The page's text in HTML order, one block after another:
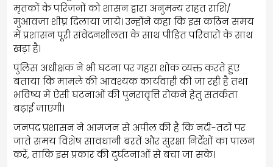
मृतकों के परिजनों को शासन द्वारा अनुमन्य राहत राशि/
मुआवजा शीघ्र दिलाया जाये। उन्होंने कहा कि इस कठिन समय
में प्रशासन पूरी संवेदनशीलता के साथ पीड़ित परिवारों के साथ
खड़ा है।
पुलिस अधीक्षक ने भी घटना पर गहरा शोक व्यक्त करते हुए
बताया कि मामले की आवश्यक कार्यवाही की जा रही है तथा
भविष्य में ऐसी घटनाओं की पुनरावृत्ति रोकने हेतु सतर्कता
बढ़ाई जाएगी।
जनपद प्रशासन ने आमजन से अपील की है कि नदी-तटों पर
जाते समय विशेष सावधानी बरतें और सुरक्षा निर्देशों का पालन
करें, ताकि इस प्रकार की दुर्घटनाओं से बचा जा सके।